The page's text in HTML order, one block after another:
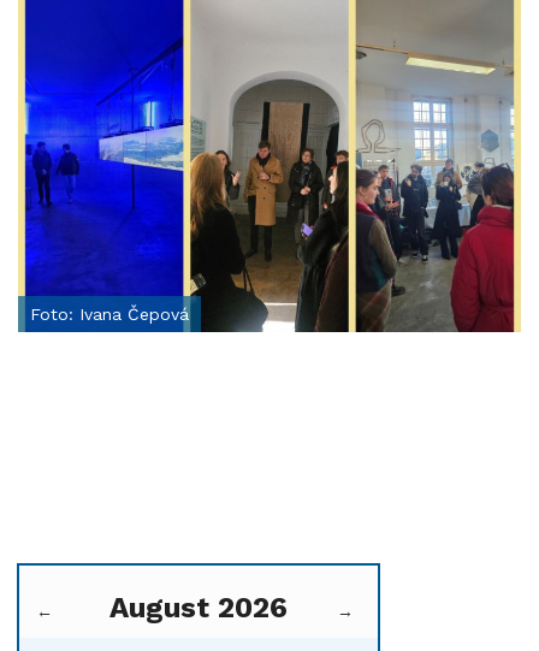
Foto: Ivana Čepová
← August 2026 →